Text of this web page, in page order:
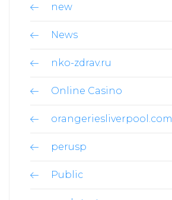
new
News
nko-zdrav.ru
Online Casino
orangeriesliverpool.com
perusp
Public